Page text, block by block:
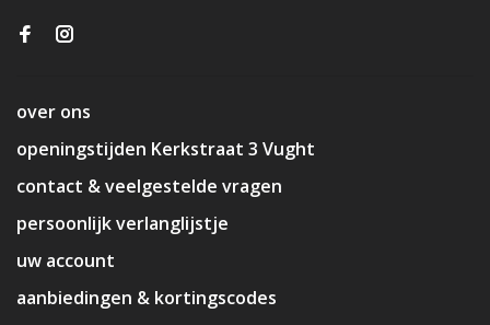
over ons
openingstijden Kerkstraat 3 Vught
contact & veelgestelde vragen
persoonlijk verlanglijstje
uw account
aanbiedingen & kortingscodes